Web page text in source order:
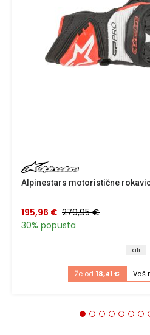
Alpinestars motoristične
195,96 € 279,95 €
30% popusta
ali
Že od 18,41 € Vaš